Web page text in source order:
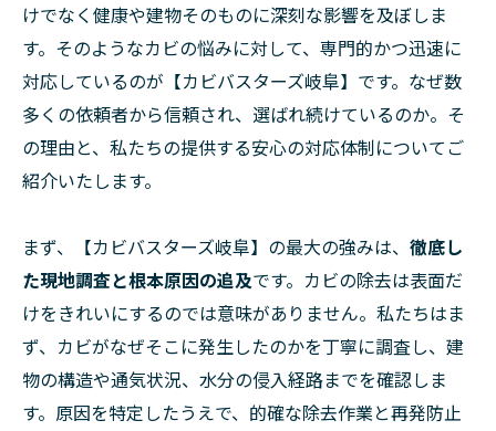
けでなく健康や建物そのものに深刻な影響を及ぼしま
す。そのようなカビの悩みに対して、専門的かつ迅速に
対応しているのが【カビバスターズ岐阜】です。なぜ数
多くの依頼者から信頼され、選ばれ続けているのか。そ
の理由と、私たちの提供する安心の対応体制についてご
紹介いたします。
まず、【カビバスターズ岐阜】の最大の強みは、 徹底し
た現地調査と根本原因の追及です。カビの除去は表面だ
けをきれいにするのでは意味がありません。私たちはま
ず、カビがなぜそこに発生したのかを丁寧に調査し、建
物の構造や通気状況、水分の侵入経路までを確認しま
す。原因を特定したうえで、的確な除去作業と再発防止